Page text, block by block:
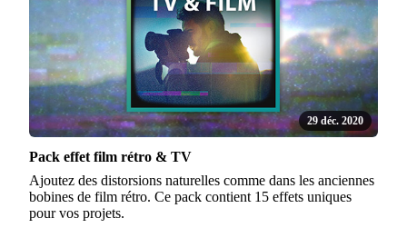
29 déc. 2020
Pack effet film rétro & TV
Ajoutez des distorsions naturelles comme dans les anciennes
bobines de film rétro. Ce pack contient 15 effets uniques
pour vos projets.